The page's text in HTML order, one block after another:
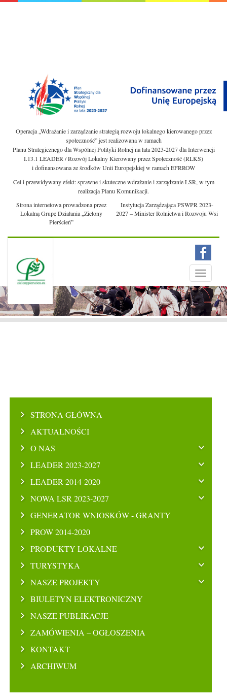
Operacja „Wdrażanie i zarządzanie strategią rozwoju lokalnego kierowanego przez
społeczność” jest realizowana w ramach
Planu Strategicznego dla Wspólnej Polityki Rolnej na lata 2023-2027 dla Interwencji
I.13.1 LEADER / Rozwój Lokalny Kierowany przez Społeczność (RLKS)
i dofinansowana ze środków Unii Europejskiej w ramach EFRROW
Cel i przewidywany efekt: sprawne i skuteczne wdrażanie i zarządzanie LSR, w tym
realizacja Planu Komunikacji.
Strona internetowa prowadzona przez
Lokalną Grupę Działania „Zielony
Pierścień”
Instytucja Zarządzająca PSWPR 2023-
2027 – Minister Rolnictwa i Rozwoju Wsi
Toggle
Menu
STRONA GŁÓWNA
AKTUALNOŚCI
O NAS
LEADER 2023-2027
LEADER 2014-2020
NOWA LSR 2023-2027
GENERATOR WNIOSKÓW - GRANTY
PROW 2014-2020
PRODUKTY LOKALNE
TURYSTYKA
NASZE PROJEKTY
BIULETYN ELEKTRONICZNY
NASZE PUBLIKACJE
ZAMÓWIENIA – OGŁOSZENIA
KONTAKT
ARCHIWUM